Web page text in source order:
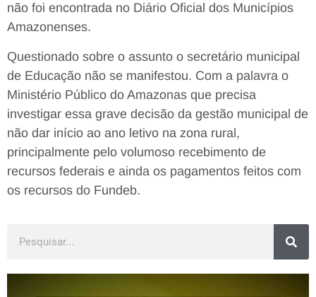
não foi encontrada no Diário Oficial dos Municípios
Amazonenses.
Questionado sobre o assunto o secretário municipal
de Educação não se manifestou. Com a palavra o
Ministério Público do Amazonas que precisa
investigar essa grave decisão da gestão municipal de
não dar início ao ano letivo na zona rural,
principalmente pelo volumoso recebimento de
recursos federais e ainda os pagamentos feitos com
os recursos do Fundeb.